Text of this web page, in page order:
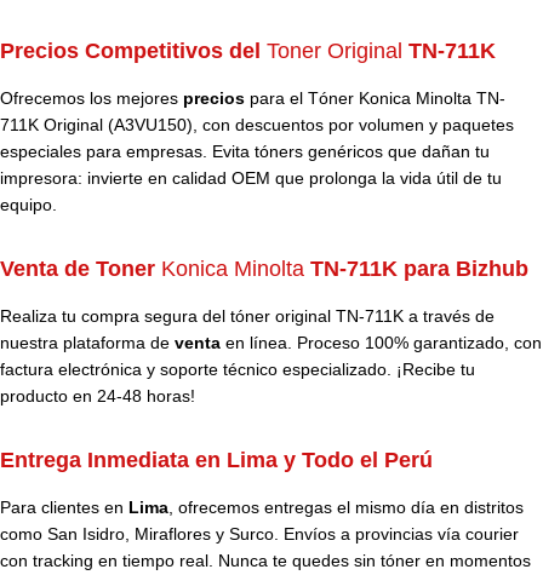
Precios Competitivos del Toner Original TN-711K
Ofrecemos los mejores precios para el Tóner Konica Minolta TN-
711K Original (A3VU150), con descuentos por volumen y paquetes
especiales para empresas. Evita tóners genéricos que dañan tu
impresora: invierte en calidad OEM que prolonga la vida útil de tu
equipo.
Venta de Toner Konica Minolta TN-711K para Bizhub
Realiza tu compra segura del tóner original TN-711K a través de
nuestra plataforma de venta en línea. Proceso 100% garantizado, con
factura electrónica y soporte técnico especializado. ¡Recibe tu
producto en 24-48 horas!
Entrega Inmediata en Lima y Todo el Perú
Para clientes en Lima , ofrecemos entregas el mismo día en distritos
como San Isidro, Miraflores y Surco. Envíos a provincias vía courier
con tracking en tiempo real. Nunca te quedes sin tóner en momentos